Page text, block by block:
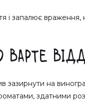
і запалює
варте
на
здатними